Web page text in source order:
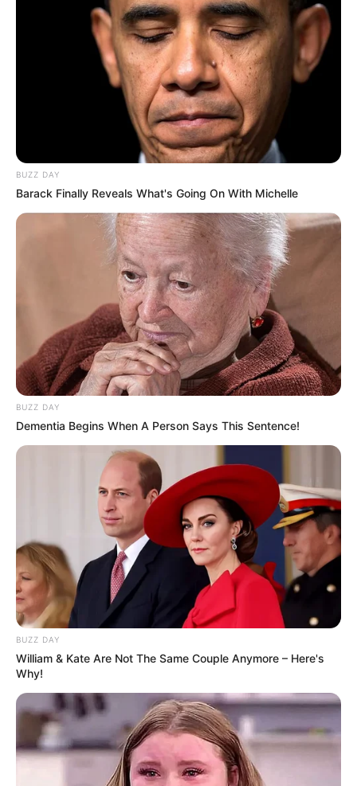
BUZZ DAY
Barack Finally Reveals What's Going On With Michelle
BUZZ DAY
Dementia Begins When A Person Says This Sentence!
BUZZ DAY
William & Kate Are Not The Same Couple Anymore – Here's
Why!